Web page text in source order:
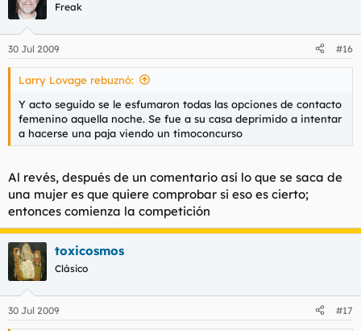
Freak
30 Jul 2009 #16
Larry Lovage rebuznó:
Y acto seguido se le esfumaron todas las opciones de contacto
femenino aquella noche. Se fue a su casa deprimido a intentar
a hacerse una paja viendo un timoconcurso
Al revés, después de un comentario así lo que se saca de
una mujer es que quiere comprobar si eso es cierto;
entonces comienza la competición
toxicosmos
Clásico
30 Jul 2009 #17